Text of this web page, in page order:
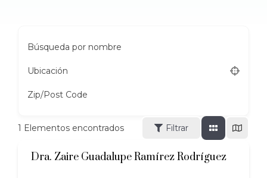
Búsqueda por nombre
Ubicación
Zip/Post Code
1 Elementos encontrados Filtrar
Dra. Zaire Guadalupe Ramírez Rodríguez